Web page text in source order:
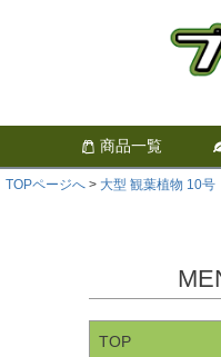
商品一覧
TOPページへ 大型 観葉植物 10号
TOP